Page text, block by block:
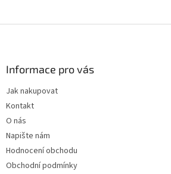
Informace pro vás
Jak nakupovat
Kontakt
O nás
Napište nám
Hodnocení obchodu
Obchodní podmínky